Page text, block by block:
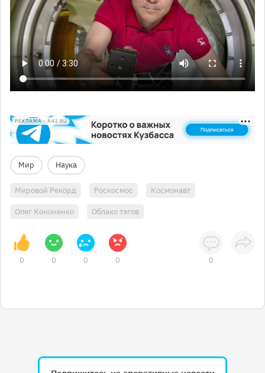
РЕКЛАМА • A42.RU
Мир Наука
Мировой Рекорд Роскосмос Космонавт
Олег Кононенко Облако тэгов
0 0 0 0 0